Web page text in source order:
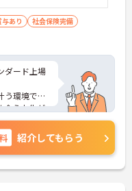
あり
社会保険完備
ダード上場
う環境で
合う文化が
ど、さら
くださ
紹介してもらう